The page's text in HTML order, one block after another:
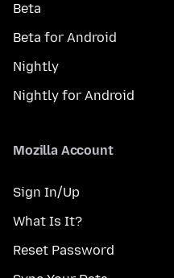
Beta
Beta for Android
Nightly
Nightly for Android
Mozilla Account
Sign In/Up
What Is It?
Reset Password